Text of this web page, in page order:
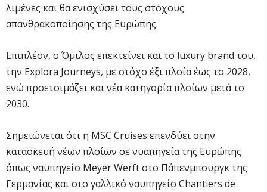
λιμένες και θα ενισχύσει τους στόχους
απανθρακοποίησης της Ευρώπης.
Επιπλέον, ο Όμιλος επεκτείνει και το luxury brand του,
την Explora Journeys, με στόχο έξι πλοία έως το 2028,
ενώ προετοιμάζει και νέα κατηγορία πλοίων μετά το
2030.
Σημειώνεται ότι η MSC Cruises επενδύει στην
κατασκευή νέων πλοίων σε νυαπηγεία της Ευρώπης
όπως ναυπηγείο Meyer Werft στο Πάπενμπουργκ της
Γερμανίας και στο γαλλικό ναυπηγείο Chantiers de